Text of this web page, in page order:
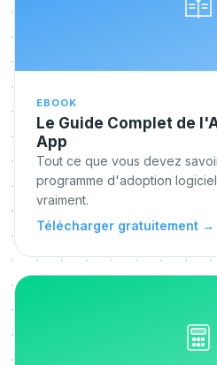
EBOOK
Le Guide Complet de
App
Tout ce que vous devez
programme d'adoption
vraiment.
Télécharger gratuitement →